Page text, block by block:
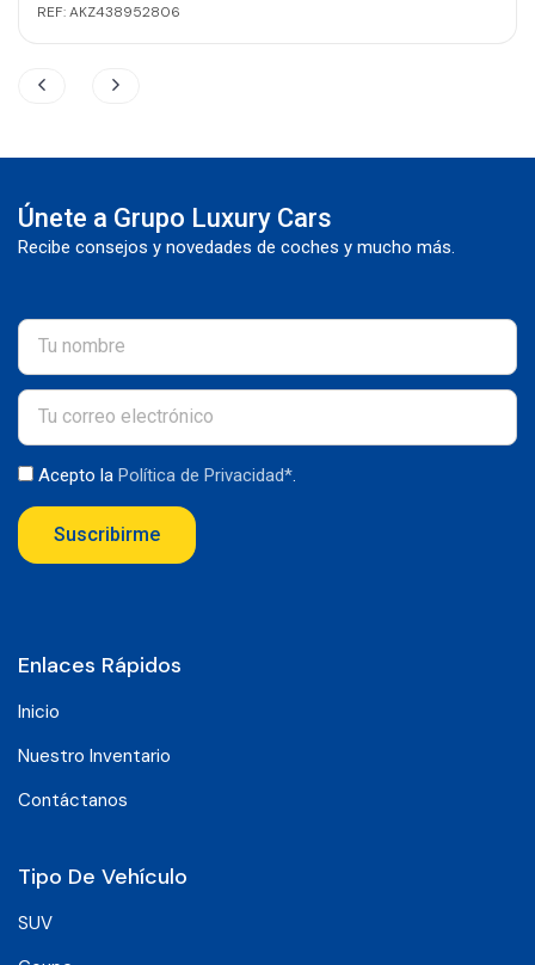
REF: AKZ438952806
Únete a Grupo Luxury Cars
Recibe consejos y novedades de coches y mucho más.
Acepto la Política de Privacidad*
Suscribirme
Enlaces Rápidos
Inicio
Nuestro Inventario
Contáctanos
Tipo De Vehículo
SUV